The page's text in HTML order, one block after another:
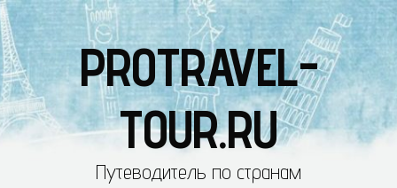
PROTRAVEL-
TOUR.RU
Путеводитель по странам